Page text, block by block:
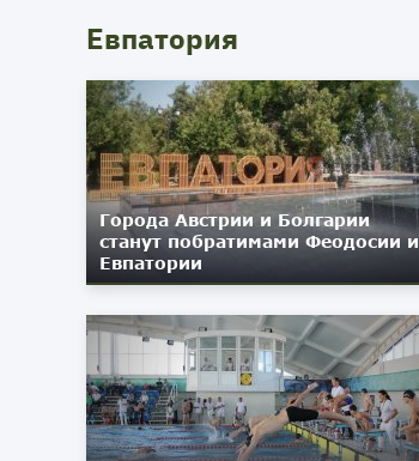
Евпатория
Города Австрии и Болгарии
станут побратимами Феодосии и
Евпатории